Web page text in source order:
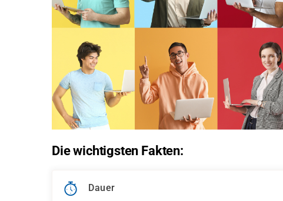
Die wichtigsten Fakten:
Dauer